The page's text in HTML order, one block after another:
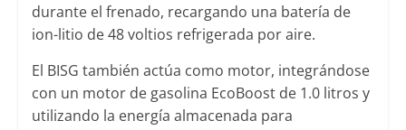
durante el frenado, recargando una batería de
ion-litio de 48 voltios refrigerada por aire.
El BISG también actúa como motor, integrándose
con un motor de gasolina EcoBoost de 1.0 litros y
utilizando la energía almacenada para